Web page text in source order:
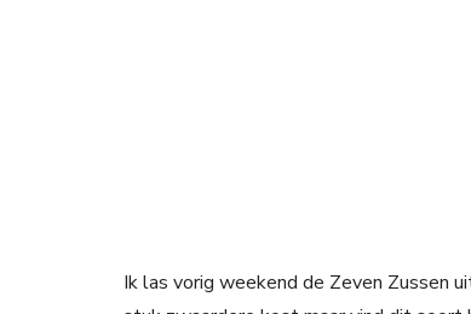
Ik las vorig weekend de Zeven Zussen